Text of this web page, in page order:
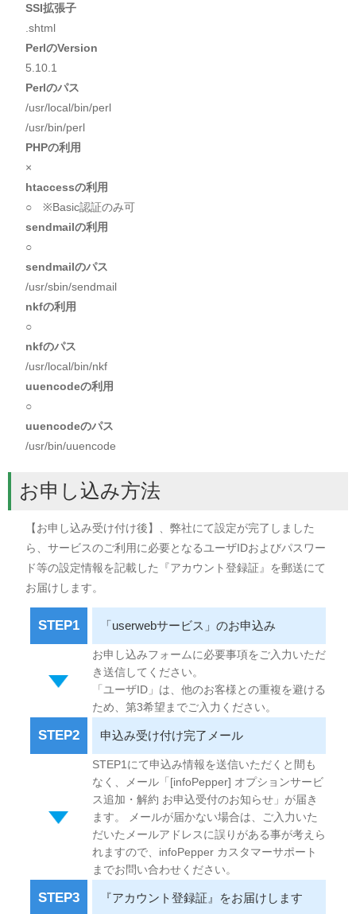
SSI拡張子
.shtml
PerlのVersion
5.10.1
Perlのパス
/usr/local/bin/perl
/usr/bin/perl
PHPの利用
×
htaccessの利用
○ ※Basic認証のみ可
sendmailの利用
○
sendmailのパス
/usr/sbin/sendmail
nkfの利用
○
nkfのパス
/usr/local/bin/nkf
uuencodeの利用
○
uuencodeのパス
/usr/bin/uuencode
お申し込み方法
【お申し込み受け付け後】、弊社にて設定が完了しました
ら、サービスのご利用に必要となるユーザIDおよびパスワー
ド等の設定情報を記載した『アカウント登録証』を郵送にて
お届けします。
STEP1 「userwebサービス」のお申込み
お申し込みフォームに必要事項をご入力いただ
き送信してください。
「ユーザID」は、他のお客様との重複を避ける
ため、第3希望までご入力ください。
STEP2 申込み受け付け完了メール
STEP1にて申込み情報を送信いただくと間も
なく、メール「[infoPepper] オプションサービ
ス追加・解約 お申込受付のお知らせ」が届き
ます。 メールが届かない場合は、ご入力いた
だいたメールアドレスに誤りがある事が考えら
れますので、infoPepper カスタマーサポート
までお問い合わせください。
STEP3 『アカウント登録証』をお届けします